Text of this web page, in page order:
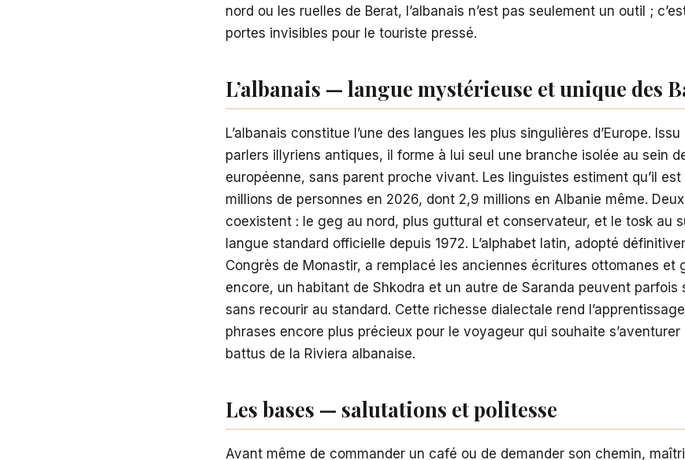
nord ou les ruelles de Berat, l’albanais n’est pas seulement un outil ;
portes invisibles pour le touriste pressé.
L’albanais — langue mystérieuse et unique des
L’albanais constitue l’une des langues les plus singulières d’Europe.
parlers illyriens antiques, il forme à lui seul une branche isolée au sein
européenne, sans parent proche vivant. Les linguistes estiment qu’il
millions de personnes en 2026, dont 2,9 millions en Albanie même.
coexistent : le geg au nord, plus guttural et conservateur, et le tosk au
langue standard officielle depuis 1972. L’alphabet latin, adopté
Congrès de Monastir, a remplacé les anciennes écritures ottomanes et
encore, un habitant de Shkodra et un autre de Saranda peuvent parfois
sans recourir au standard. Cette richesse dialectale rend
phrases encore plus précieux pour le voyageur qui souhaite
battus de la Riviera albanaise.
Les bases — salutations et politesse
Avant même de commander un café ou de demander son chemin,